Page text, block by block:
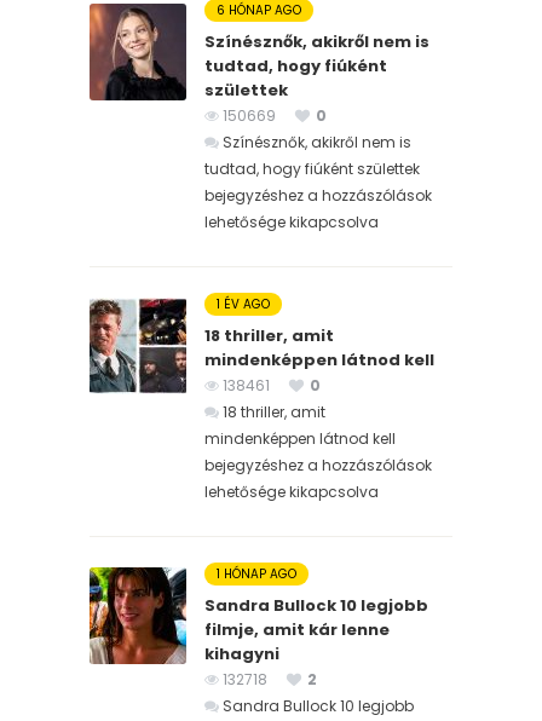
6 HÓNAP AGO
Színésznők, akikről nem is
tudtad, hogy fiúként
születtek
150669
0
Színésznők, akikről nem is
tudtad, hogy fiúként születtek
bejegyzéshez a hozzászólások
lehetősége kikapcsolva
1 ÉV AGO
18 thriller, amit
mindenképpen látnod kell
138461
0
18 thriller, amit
mindenképpen látnod kell
bejegyzéshez a hozzászólások
lehetősége kikapcsolva
1 HÓNAP AGO
Sandra Bullock 10 legjobb
filmje, amit kár lenne
kihagyni
132718
2
Sandra Bullock 10 legjobb